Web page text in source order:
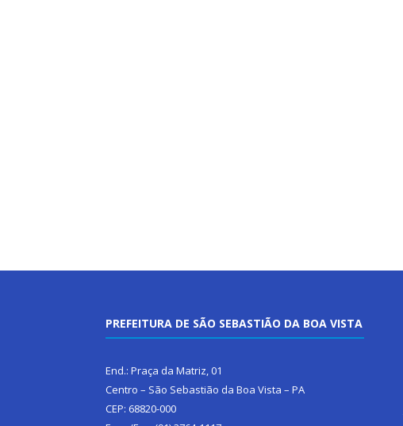
PREFEITURA DE SÃO SEBASTIÃO DA BOA VISTA
End.: Praça da Matriz, 01
Centro – São Sebastião da Boa Vista – PA
CEP: 68820-000